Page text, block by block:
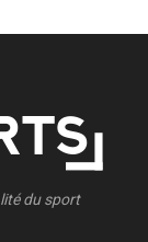
du sport